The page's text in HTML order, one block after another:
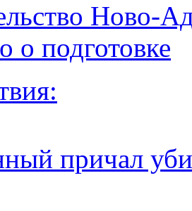
Ново-
о подготовке
причал